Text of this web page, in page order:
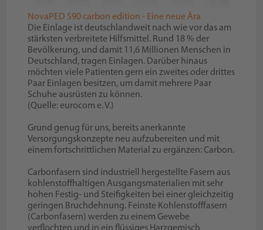
NovaPED S90 carbon edition - Eine neue Ära
Die Einlage ist deutschlandweit nach wie vor das am
stärksten verbreitete Hilfsmittel. Rund 18 % der
Bevölkerung, und damit 11,6 Millionen Menschen in
Deutschland, tragen Einlagen. Darüber hinaus
möchten viele Patienten gern ein zweites oder drittes
Paar Einlagen besitzen, um damit mehrere Paar
Schuhe ausrüsten zu können.
(Quelle: eurocom e. V.)
Grund genug für uns, bereits anerkannte
Versorgungskonzepte neu aufzubereiten und mit
einem fortschrittlichen Material zu ergänzen: Carbon.
Carbonfasern sind industriell hergestellte Fasern aus
kohlenstoffhaltigen Ausgangsmaterialien mit sehr
hohen Festig- und Steifigkeiten bei einer gleichzeitig
geringen Bruchdehnung. Feinste Kohlenstofffasern
(Carbonfasern) werden zu einem Gewebe